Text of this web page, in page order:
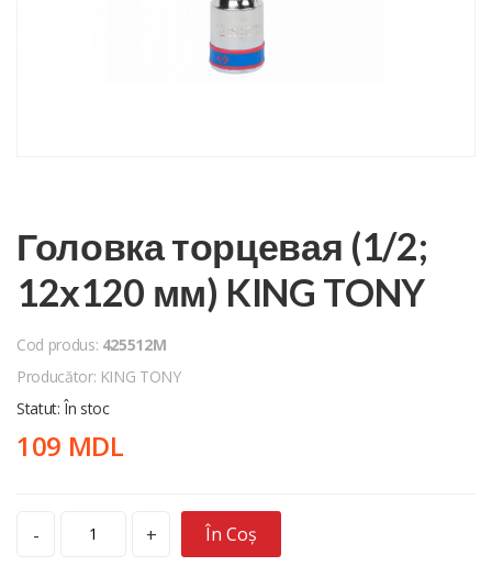
Головка торцевая (1/2;
12х120 мм) KING TONY
Cod produs: 425512M
Producător: KING TONY
Statut: În stoc
109 MDL
- + În Coș